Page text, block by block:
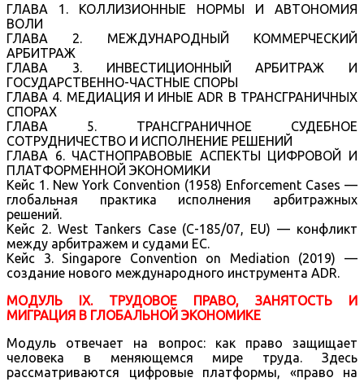
ГЛАВА 1. КОЛЛИЗИОННЫЕ НОРМЫ И АВТОНОМИЯ
ВОЛИ
ГЛАВА 2. МЕЖДУНАРОДНЫЙ КОММЕРЧЕСКИЙ
АРБИТРАЖ
ГЛАВА 3. ИНВЕСТИЦИОННЫЙ АРБИТРАЖ И
ГОСУДАРСТВЕННО-ЧАСТНЫЕ СПОРЫ
ГЛАВА 4. МЕДИАЦИЯ И ИНЫЕ ADR В ТРАНСГРАНИЧНЫХ
СПОРАХ
ГЛАВА 5. ТРАНСГРАНИЧНОЕ СУДЕБНОЕ
СОТРУДНИЧЕСТВО И ИСПОЛНЕНИЕ РЕШЕНИЙ
ГЛАВА 6. ЧАСТНОПРАВОВЫЕ АСПЕКТЫ ЦИФРОВОЙ И
ПЛАТФОРМЕННОЙ ЭКОНОМИКИ
Кейс 1. New York Convention (1958) Enforcement Cases —
глобальная практика исполнения арбитражных
решений.
Кейс 2. West Tankers Case (C-185/07, EU) — конфликт
между арбитражем и судами ЕС.
Кейс 3. Singapore Convention on Mediation (2019) —
создание нового международного инструмента ADR.
МОДУЛЬ IX. ТРУДОВОЕ ПРАВО, ЗАНЯТОСТЬ И
МИГРАЦИЯ В ГЛОБАЛЬНОЙ ЭКОНОМИКЕ
Модуль отвечает на вопрос: как право защищает
человека в меняющемся мире труда. Здесь
рассматриваются цифровые платформы, «право на